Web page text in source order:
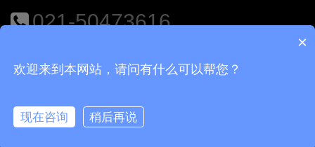
021-50473616
×
欢迎来到本网站，请问有什么可以帮您？
现在咨询 稍后再说